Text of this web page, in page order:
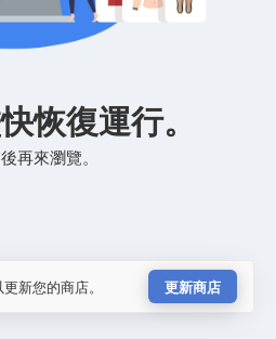
恢復運行。
再來瀏覽。
新您的商店。 更新商店